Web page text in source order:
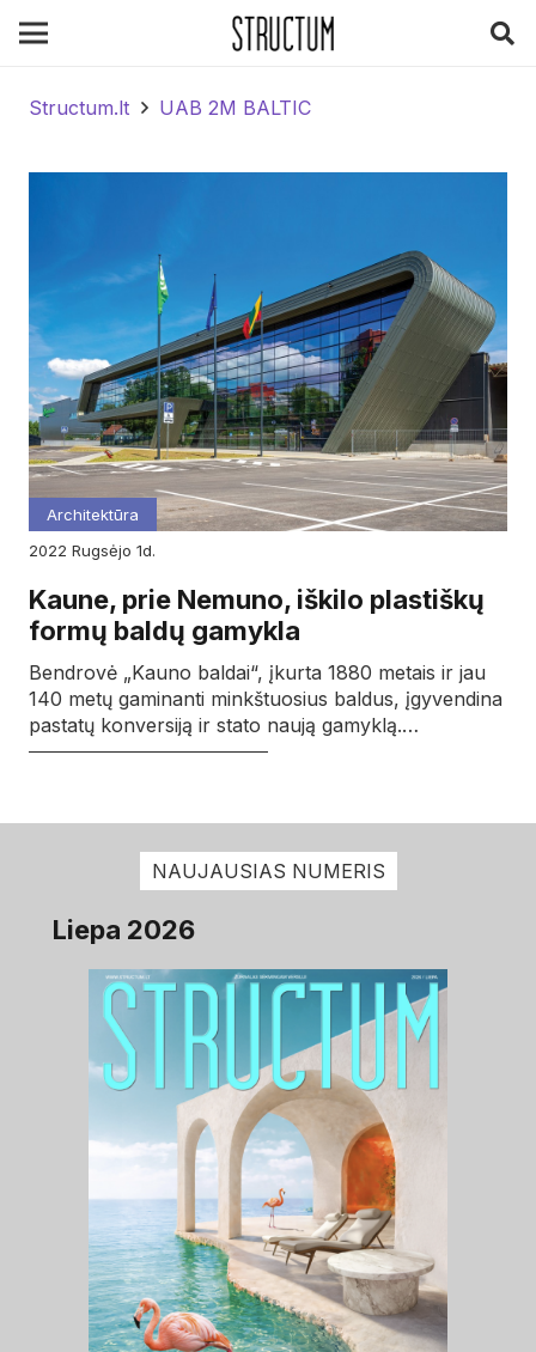
Structum.lt UAB 2M BALTIC
Architektūra
2022
rugsėjo 1d.
Kaune, prie Nemuno, iškilo plastiškų
formų baldų gamykla
Bendrovė „Kauno baldai“, įkurta 1880 metais ir jau
140 metų gaminanti minkštuosius baldus, įgyvendina
pastatų konversiją ir stato naują gamyklą.…
NAUJAUSIAS NUMERIS
Liepa 2026